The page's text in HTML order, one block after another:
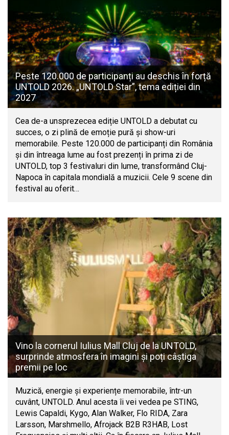
Peste 120.000 de participanți au deschis în forță
UNTOLD 2026. „UNTOLD Star”, tema ediției din
2027
Cea de-a unsprezecea ediție UNTOLD a debutat cu
succes, o zi plină de emoție pură și show-uri
memorabile. Peste 120.000 de participanți din România
și din întreaga lume au fost prezenți în prima zi de
UNTOLD, top 3 festivaluri din lume, transformând Cluj-
Napoca în capitala mondială a muzicii. Cele 9 scene din
festival au oferit…
Vino la cornerul Iulius Mall Cluj de la UNTOLD,
surprinde atmosfera în imagini și poți câștiga
premii pe loc
Muzică, energie și experiențe memorabile, într-un
cuvânt, UNTOLD. Anul acesta îi vei vedea pe STING,
Lewis Capaldi, Kygo, Alan Walker, Flo RIDA, Zara
Larsson, Marshmello, Afrojack B2B R3HAB, Lost